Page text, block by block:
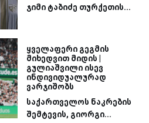
ჯიმი ტაბიძე თურქეთის...
ყველაფერი გეგმის
მიხედვით მიდის |
გულიაშვილი ისევ
ინდივიდუალურად
ვარჯიშობს
საქართველოს ნაკრების
შემტევის, გიორგი...